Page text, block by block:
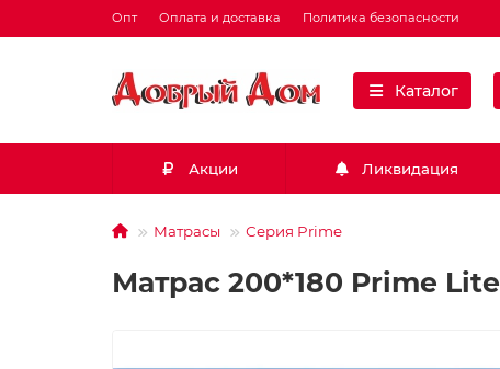
Опт Оплата и доставка Политика безопасности
Каталог
Акции Ликвидация
Матрасы Серия Prime
Матрас 200*180 Prime Lite